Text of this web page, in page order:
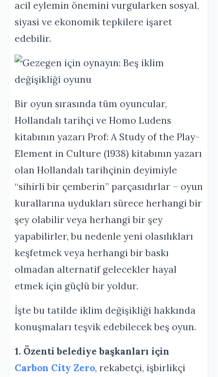
acil eylemin önemini vurgularken sosyal,
siyasi ve ekonomik tepkilere işaret
edebilir.
Bir oyun sırasında tüm oyuncular,
Hollandalı tarihçi ve Homo Ludens
kitabının yazarı Prof: A Study of the Play-
Element in Culture (1938) kitabının yazarı
olan Hollandalı tarihçinin deyimiyle
“sihirli bir çemberin” parçasıdırlar – oyun
kurallarına uydukları sürece herhangi bir
şey olabilir veya herhangi bir şey
yapabilirler, bu nedenle yeni olasılıkları
keşfetmek veya herhangi bir baskı
olmadan alternatif gelecekler hayal
etmek için güçlü bir yoldur.
İşte bu tatilde iklim değişikliği hakkında
konuşmaları teşvik edebilecek beş oyun.
1. Özenti belediye başkanları için
Carbon City Zero, rekabetçi, işbirlikçi